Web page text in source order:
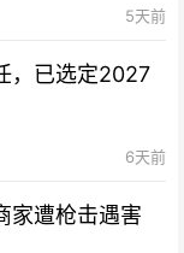
5天前
，已选定2027
6天前
家遭枪击遇害